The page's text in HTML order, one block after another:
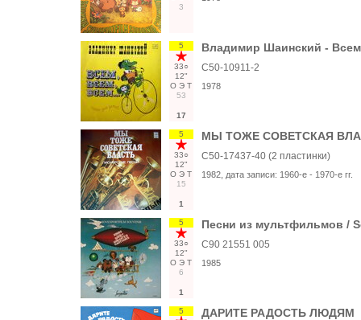
3
5
33○
12"
О Э Т
53
17
Владимир Шаинский -
С50-10911-2
1978
5
33○
12"
О Э Т
15
1
МЫ ТОЖЕ СОВЕТСКАЯ
С50-17437-40 (2 пластинки)
1982 , дата записи: 1960-е - 1970-е гг.
5
33○
12"
О Э Т
6
1
Песни из мультфильмов /
С90 21551 005
1985
5 ДАРИТЕ РАДОСТЬ ЛЮДЯМ